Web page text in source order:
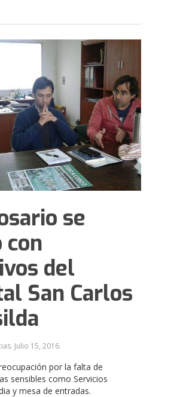
se
con
del
San Carlos
Julio 15, 2016.
por la falta de
sensibles como Servicios
y mesa de entradas.